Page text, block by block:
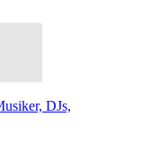
DJs,